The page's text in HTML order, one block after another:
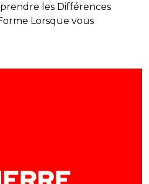
les Différences
Lorsque vous